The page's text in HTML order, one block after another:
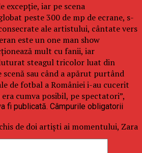
excepţie, iar pe scena
peste 300 de mp de ecrane, s-
ale artistului, cântate vers
este un one man show
mult cu fanii, iar
steagul tricolor luat din
sau când a apărut purtând
de fotbal a României i-au cucerit
cumva posibil, pe spectatori”,
de doi artişti ai momentului, Zara
fi publicată. Câmpurile obligatorii